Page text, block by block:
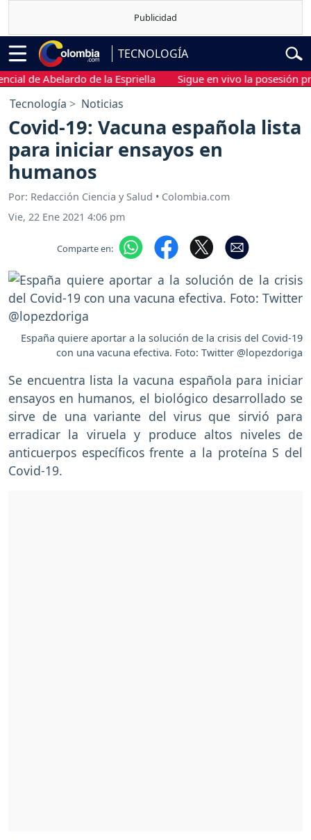
TECNOLOGÍA
Abelardo de la Espriella Sigue en vivo la posesión
Tecnología Noticias
Covid-19: Vacuna española lista
para iniciar ensayos en
humanos
Por: Redacción Ciencia y Salud • Colombia.com
Vie, 22 Ene 2021 4:06 pm
Comparte en:
España quiere aportar a la solución de la crisis del Covid-19
con una vacuna efectiva. Foto: Twitter @lopezdoriga
Se encuentra lista la vacuna española para iniciar
ensayos en humanos, el biológico desarrollado se
sirve de una variante del virus que sirvió para
erradicar la viruela y produce altos niveles de
anticuerpos específicos frente a la proteína S del
Covid-19.